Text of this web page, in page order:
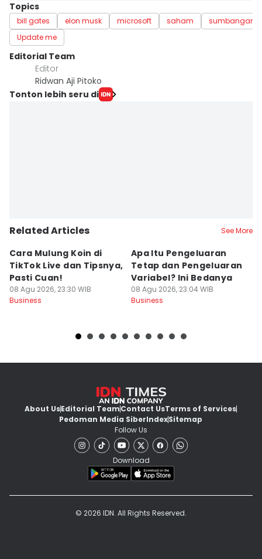
Topics
bill gates elon musk microsoft saham
sumbangan
Update me
Editorial Team
Editor
Ridwan Aji Pitoko
Tonton lebih seru di
Related Articles See More
Cara Mulung Koin di
TikTok Live dan Tipsnya,
Pasti Cuan!
08 Agu 2026, 23:30 WIB
Business
Apa Itu Pengeluaran
Tetap dan Pengeluaran
Variabel? Ini Bedanya
08 Agu 2026, 23:04 WIB
Business
About UsEditorial TeamContact UsTerms of Services
Pedoman Media SiberIndexSitemap
Follow Us
Download
© 2026 IDN. All Rights Reserved.